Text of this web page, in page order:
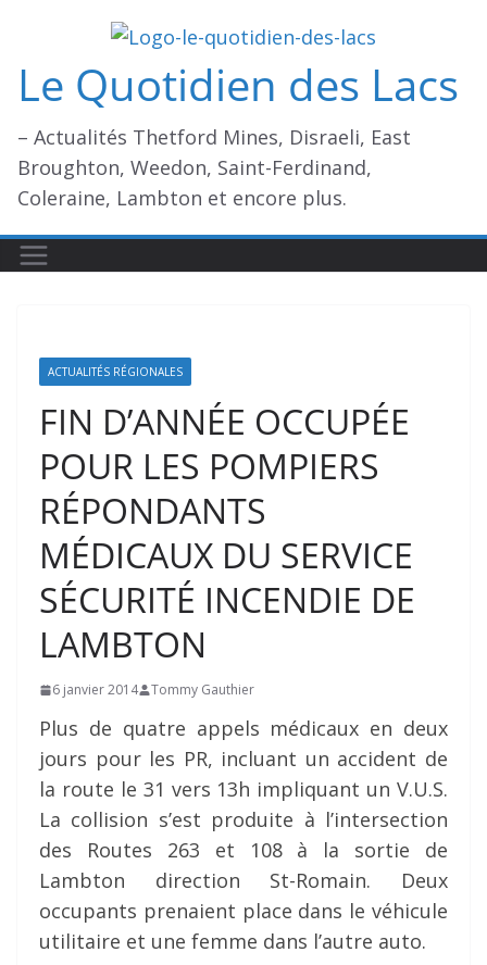
contenu
Le Quotidien des Lacs
– Actualités Thetford Mines, Disraeli, East
Broughton, Weedon, Saint-Ferdinand,
Coleraine, Lambton et encore plus.
ACTUALITÉS RÉGIONALES
FIN D’ANNÉE OCCUPÉE
POUR LES POMPIERS
RÉPONDANTS
MÉDICAUX DU SERVICE
SÉCURITÉ INCENDIE DE
LAMBTON
6 janvier 2014 Tommy Gauthier
Plus de quatre appels médicaux en deux
jours pour les PR, incluant un accident de
la route le 31 vers 13h impliquant un V.U.S.
La collision s’est produite à l’intersection
des Routes 263 et 108 à la sortie de
Lambton direction St-Romain. Deux
occupants prenaient place dans le véhicule
utilitaire et une femme dans l’autre auto.